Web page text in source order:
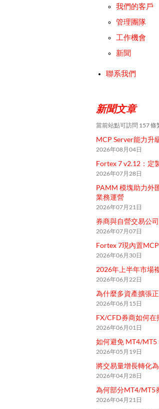
我們的客戶
管理團隊
工作機會
新聞
聯系我們
新聞文章
當前站點可訪問 157條
MCP Server能力升
2026年08月04日
Fortex 7 v2.12：定
2026年07月28日
PAMM 模塊助力外
業務運營
2026年07月21日
券商與自營交易公
2026年07月07日
Fortex 7現內置
2026年06月30日
2026年上半年市場
2026年06月22日
為什麼多資產擴張
2026年06月15日
FX/CFD券商如何
2026年06月01日
如何避免 MT4/MT5
2026年05月19日
將交易量增長轉化
2026年04月28日
為何部分MT4/MT5
2026年04月21日